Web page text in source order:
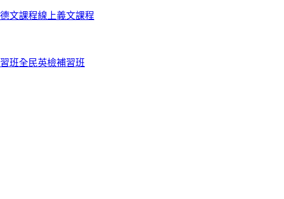
文課程線上義文課程
班全民英檢補習班